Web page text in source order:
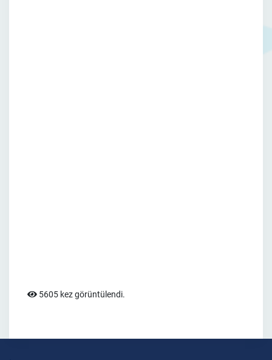
5605 kez görüntülendi.